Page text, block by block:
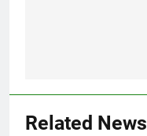
Related News